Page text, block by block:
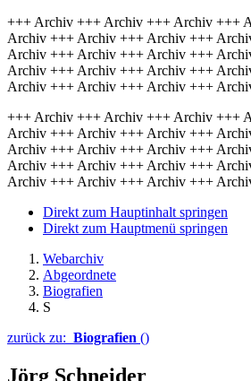
+++ Archiv +++ Archiv +++ Archiv +++
Archiv +++ Archiv +++ Archiv +++
Archiv +++ Archiv +++ Archiv +++
Archiv +++ Archiv +++ Archiv +++
Archiv +++ Archiv +++ Archiv +++
+++ Archiv +++ Archiv +++ Archiv +++
Archiv +++ Archiv +++ Archiv +++
Archiv +++ Archiv +++ Archiv +++
Archiv +++ Archiv +++ Archiv +++
Archiv +++ Archiv +++ Archiv +++
Direkt zum Hauptinhalt springen
Direkt zum Hauptmenü springen
Webarchiv
Abgeordnete
Biografien
S
zurück zu: Biografien ()
Jörg Schneider